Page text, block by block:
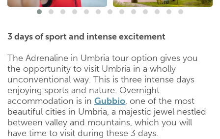
3 days of sport and intense excitement
The Adrenaline in Umbria tour option gives you
the opportunity to visit Umbria in a wholly
unconventional way. This is three intense days
enjoying sports and nature. Overnight
accommodation is in Gubbio, one of the most
beautiful cities in Umbria, a majestic jewel nestled
between valley and mountains, which you will
have time to visit during these 3 days.